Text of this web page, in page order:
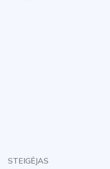
STEIGĖJAS